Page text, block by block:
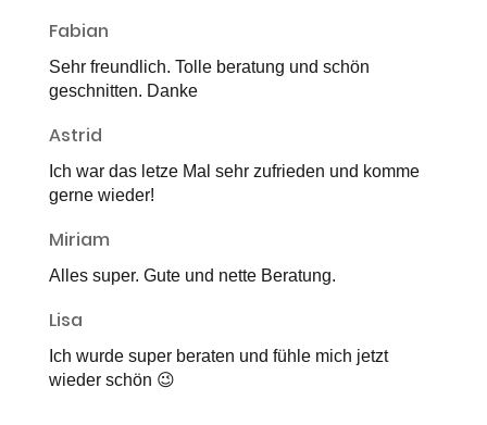
Fabian
Sehr freundlich. Tolle beratung und schön
geschnitten. Danke
Astrid
Ich war das letze Mal sehr zufrieden und komme
gerne wieder!
Miriam
Alles super. Gute und nette Beratung.
Lisa
Ich wurde super beraten und fühle mich jetzt
wieder schön 😉